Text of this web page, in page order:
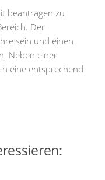
beantragen zu
Der
sein und einen
Neben einer
eine entsprechend